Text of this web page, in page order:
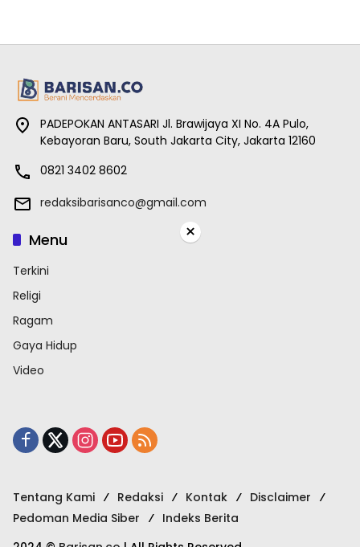
PADEPOKAN ANTASARI Jl. Brawijaya XI No. 4A Pulo,
Kebayoran Baru, South Jakarta City, Jakarta 12160
0821 3402 8602
redaksibarisanco@gmail.com
Menu
Terkini
Religi
Ragam
Gaya Hidup
Video
Tentang Kami Redaksi Kontak
Disclaimer
Pedoman Media Siber
Indeks Berita
×